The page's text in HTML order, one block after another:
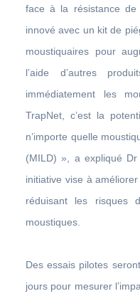
face à la résistance de
innové avec un kit de
moustiquaires pour
l’aide d’autres
immédiatement les
TrapNet, c’est la
n’importe quelle
(MILD) », a expliqué
initiative vise à
réduisant les risques
moustiques.
Des essais pilotes
jours pour mesurer